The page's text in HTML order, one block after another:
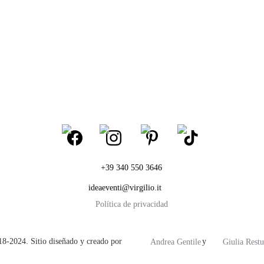
+39 340 550 3646
ideaeventi@virgilio.it
Política de privacidad
Giulia
2024. Sitio diseñado y creado por                                  y
Andrea Gentile